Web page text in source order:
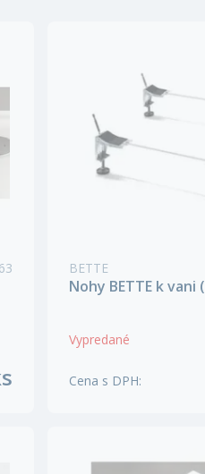
BETTE
Nohy BETTE k vani
Vypredané
Cena s DPH: